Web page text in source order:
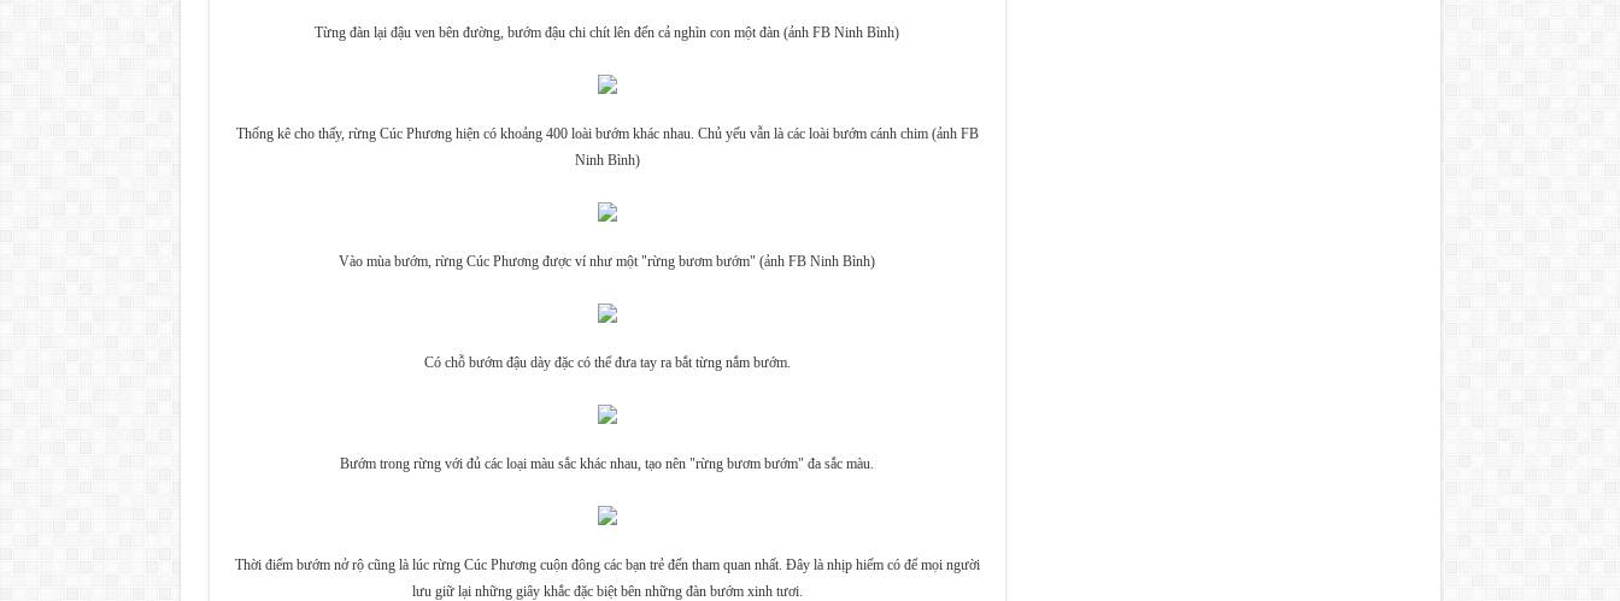
Từng đàn lại đậu ven bên đường, bướm đậu chi chít lên đến cả nghìn con một đàn (ảnh FB Ninh Bình)
Thống kê cho thấy, rừng Cúc Phương hiện có khoảng 400 loài bướm khác nhau. Chủ yếu vẫn là các loài bướm cánh chim (ảnh FB
Ninh Bình)
Vào mùa bướm, rừng Cúc Phương được ví như một "rừng bươm bướm" (ảnh FB Ninh Bình)
Có chỗ bướm đậu dày đặc có thể đưa tay ra bắt từng nắm bướm.
Bướm trong rừng với đủ các loại màu sắc khác nhau, tạo nên "rừng bươm bướm" đa sắc màu.
Thời điểm bướm nở rộ cũng là lúc rừng Cúc Phương cuộn đông các bạn trẻ đến tham quan nhất. Đây là nhịp hiếm có để mọi người
lưu giữ lại những giây khắc đặc biệt bên những đàn bướm xinh tươi.